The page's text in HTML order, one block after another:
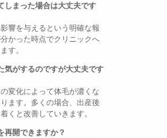
しまった場合は大丈夫です
響を与えるという明確な報
かった時点でクリニックへ
す。
気がするのですが大丈夫です
変化によって体毛が濃くな
ます。多くの場合、出産後
くと改善していきます。
再開できますか？